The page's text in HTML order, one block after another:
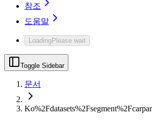
참조
도움말
LoadingPlease wait
Toggle Sidebar
문서